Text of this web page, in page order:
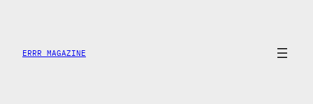
contenido
ERRR MAGAZINE